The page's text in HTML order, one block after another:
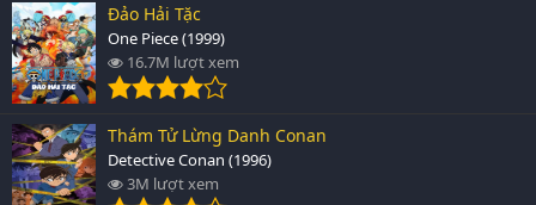
Đảo Hải Tặc
One Piece (1999)
16.7M lượt xem
Thám Tử Lừng Danh Conan
Detective Conan (1996)
3M lượt xem